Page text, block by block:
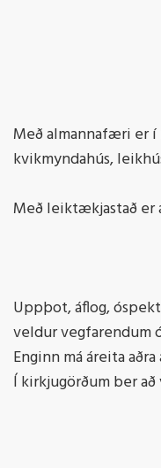
Með almannafæri er
kvikmyndahús,
Með leiktækjastað er
Uppþot, áflog,
veldur vegfarendum
Enginn má áreita
Í kirkjugörðum ber